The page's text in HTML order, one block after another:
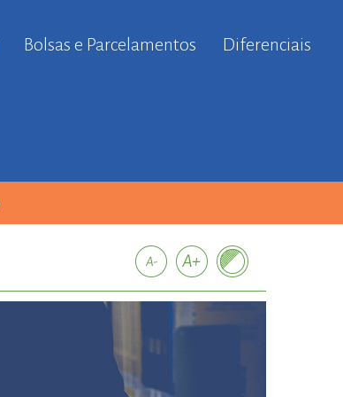
Bolsas e Parcelamentos Diferenciais